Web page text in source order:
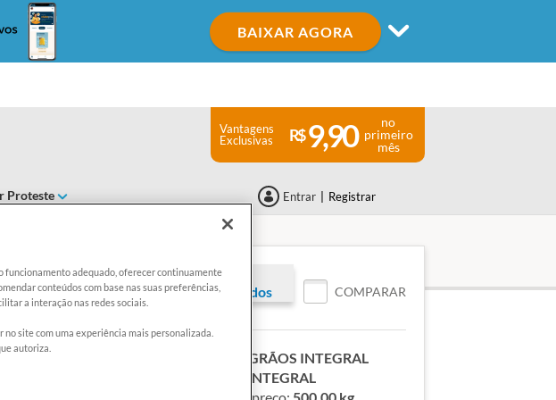
BAIXAR AGORA
Proteste Entrar Registrar
Vantagens
Exclusivas
9,90
no
primeiro
mês
Exclusivo para associados COMPARAR
TAEQ. FUSILLI 8 GRÃOS INTEGRAL
MACARRÃO INTEGRAL
funcionamento adequado, oferecer continuamente
conteúdos com base nas suas preferências,
a interação nas redes sociais.
site com uma experiência mais personalizada.
autoriza.